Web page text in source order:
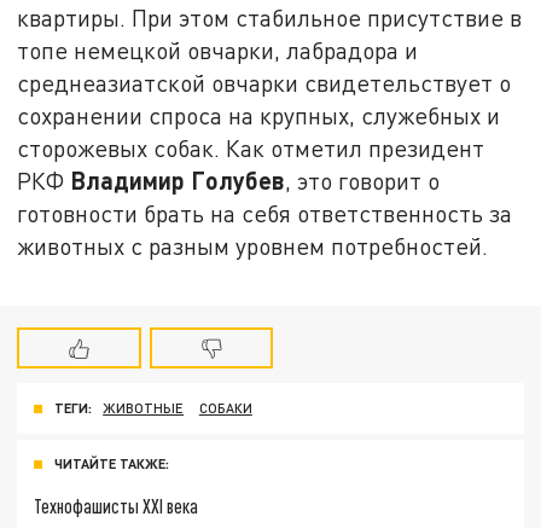
квартиры. При этом стабильное присутствие в
топе немецкой овчарки, лабрадора и
среднеазиатской овчарки свидетельствует о
сохранении спроса на крупных, служебных и
сторожевых собак. Как отметил президент
РКФ Владимир Голубев, это говорит о
готовности брать на себя ответственность за
животных с разным уровнем потребностей.
ТЕГИ: ЖИВОТНЫЕ СОБАКИ
ЧИТАЙТЕ ТАКЖЕ:
Технофашисты XXI века